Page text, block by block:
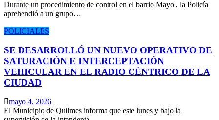
Durante un procedimiento de control en el barrio Mayol, la Policía
aprehendió a un grupo…
POLICIALES
SE DESARROLLÓ UN NUEVO OPERATIVO DE
SATURACIÓN E INTERCEPTACIÓN
VEHICULAR EN EL RADIO CÉNTRICO DE LA
CIUDAD
mayo 4, 2026
El Municipio de Quilmes informa que este lunes y bajo la